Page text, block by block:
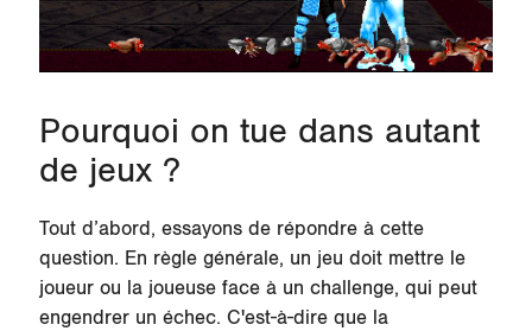
Pourquoi on tue dans autant
de jeux ?
Tout d’abord, essayons de répondre à cette
question. En règle générale, un jeu doit mettre le
joueur ou la joueuse face à un challenge, qui peut
engendrer un échec. C'est-à-dire que la